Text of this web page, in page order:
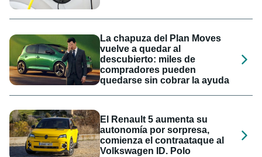
La chapuza del Plan Moves
vuelve a quedar al
descubierto: miles de
compradores pueden
quedarse sin cobrar la ayuda
El Renault 5 aumenta su
autonomía por sorpresa,
comienza el contraataque al
Volkswagen ID. Polo